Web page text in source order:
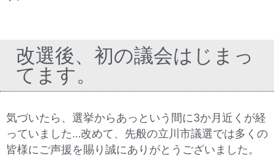
改選後、初の議会はじまっ
てます。
気づいたら、選挙からあっという間に3か月近くが経
っていました…改めて、先般の立川市議選では多くの
皆様にご声援を賜り誠にありがとうございました。